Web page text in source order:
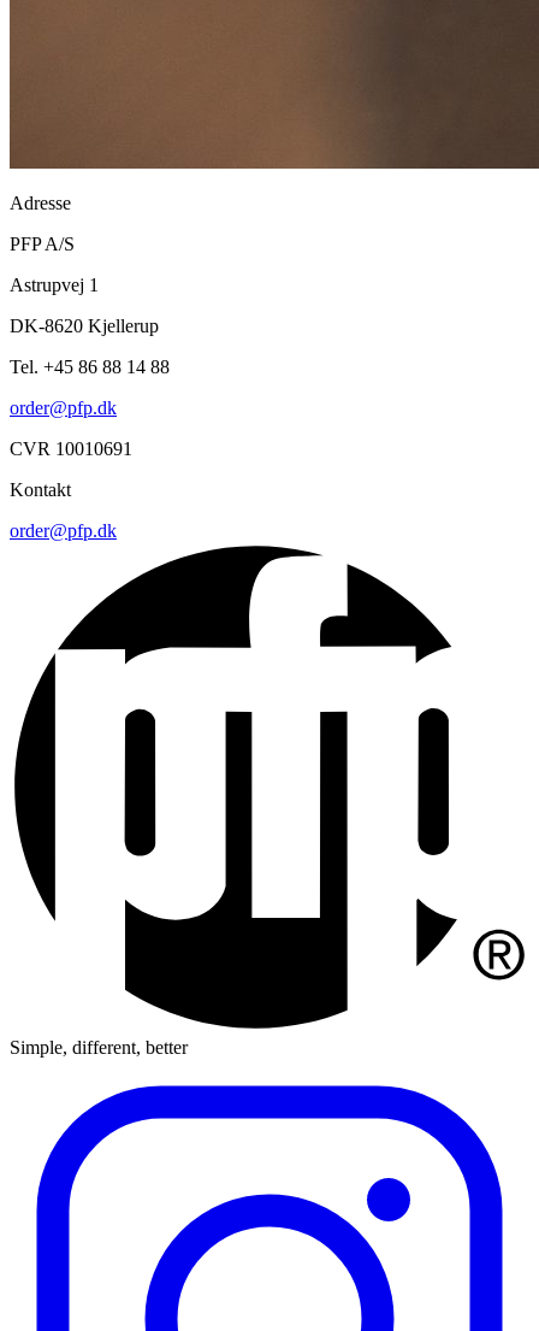
Adresse
PFP A/S
Astrupvej 1
DK-8620 Kjellerup
Tel. +45 86 88 14 88
order@pfp.dk
CVR 10010691
Kontakt
order@pfp.dk
Simple, different, better